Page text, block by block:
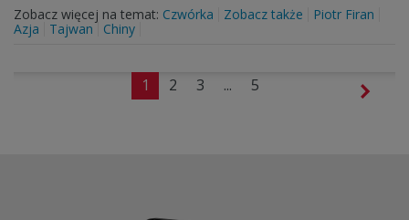
Zobacz więcej na temat: Czwórka Zobacz także
Piotr Firan
Azja
Tajwan Chiny
1 2 3 ... 5